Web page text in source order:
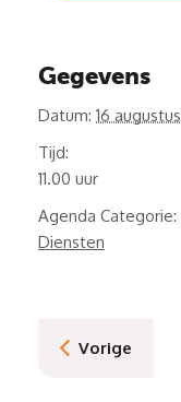
Gegevens
Datum: 16 augustus
Tijd:
11.00
Agenda Categorie:
Diensten
Vorige